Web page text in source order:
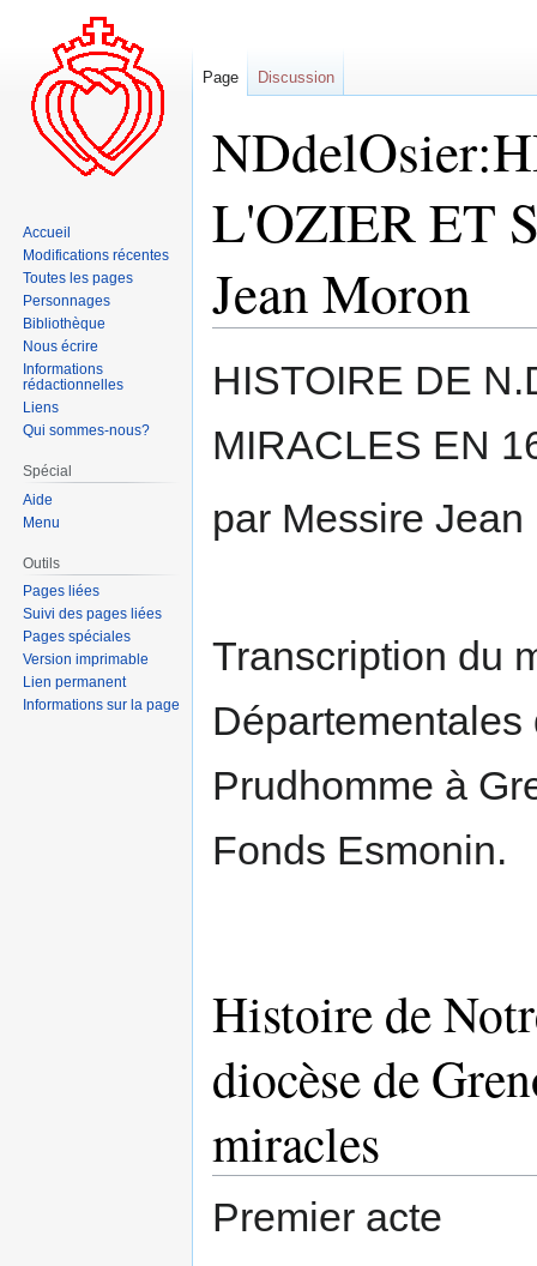
L'OZIER ET
Jean Moron
à
navigation
à
recherche
HISTOIRE DE
MIRACLES EN
par Messire
Transcription du
Prudhomme à
Fonds Esmonin.
Histoire de
diocèse de
miracles
Premier acte
Page Discussion
Accueil
Modifications récentes
Toutes les pages
Personnages
Bibliothèque
Nous écrire
Informations
rédactionnelles
Liens
Qui sommes-nous?
Spécial
Aide
Menu
Outils
Pages liées
Suivi des pages liées
Pages spéciales
Version imprimable
Lien permanent
Informations sur la page